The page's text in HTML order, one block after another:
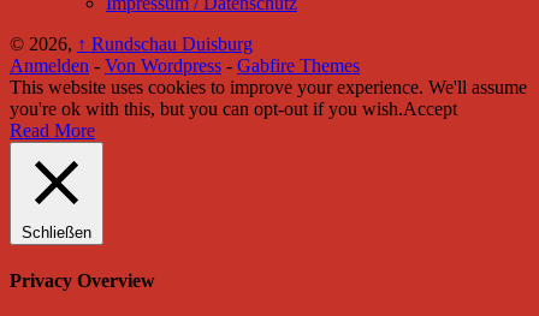
© 2026, ↑ Rundschau Duisburg
Anmelden - Von Wordpress - Gabfire Themes
This website uses cookies to improve your experience. We'll assume
you're ok with this, but you can opt-out if you wish.Accept
Read More
Schließen
Privacy Overview